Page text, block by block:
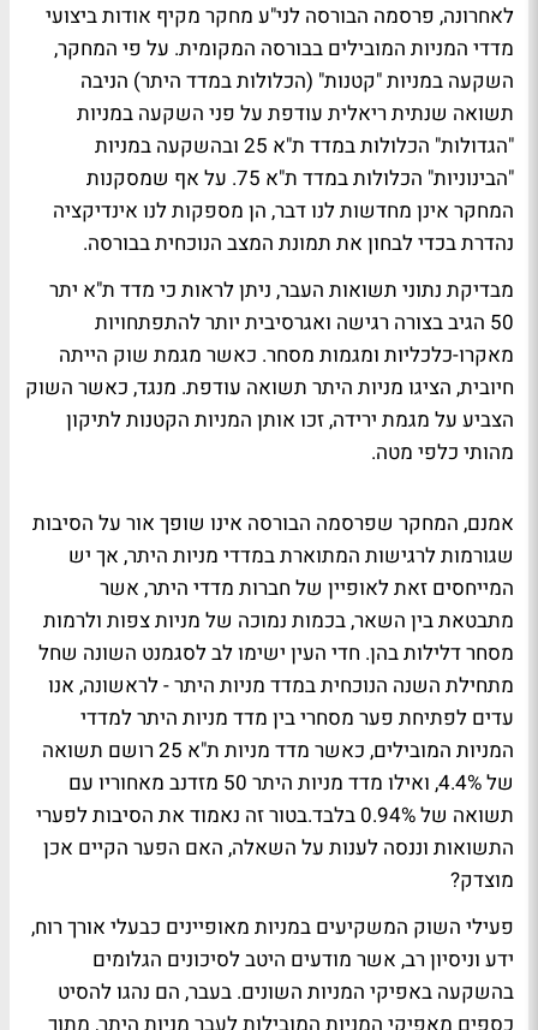
לאחרונה, פרסמה הבורסה לני"ע מחקר מקיף אודות ביצועי
מדדי המניות המובילים בבורסה המקומית. על פי המחקר,
השקעה במניות "קטנות" (הכלולות במדד היתר) הניבה
תשואה שנתית ריאלית עודפת על פני השקעה במניות
"הגדולות" הכלולות במדד ת"א 25 ובהשקעה במניות
"הבינוניות" הכלולות במדד ת"א 75. על אף שמסקנות
המחקר אינן מחדשות לנו דבר, הן מספקות לנו אינדיקציה
נהדרת בכדי לבחון את תמונת המצב הנוכחית בבורסה.
מבדיקת נתוני תשואות העבר, ניתן לראות כי מדד ת"א יתר
50 הגיב בצורה רגישה ואגרסיבית יותר להתפתחויות
מאקרו-כלכליות ומגמות מסחר. כאשר מגמת שוק הייתה
חיובית, הציגו מניות היתר תשואה עודפת. מנגד, כאשר השוק
הצביע על מגמת ירידה, זכו אותן המניות הקטנות לתיקון
מהותי כלפי מטה.
אמנם, המחקר שפרסמה הבורסה אינו שופך אור על הסיבות
שגורמות לרגישות המתוארת במדדי מניות היתר, אך יש
המייחסים זאת לאופיין של חברות מדדי היתר, אשר
מתבטאת בין השאר, בכמות נמוכה של מניות צפות ולרמות
מסחר דלילות בהן. חדי העין ישימו לב לסגמנט השונה שחל
מתחילת השנה הנוכחית במדד מניות היתר - לראשונה, אנו
עדים לפתיחת פער מסחרי בין מדד מניות היתר למדדי
המניות המובילים, כאשר מדד מניות ת"א 25 רושם תשואה
של 4.4%, ואילו מדד מניות היתר 50 מזדנב מאחוריו עם
תשואה של 0.94% בלבד.בטור זה נאמוד את הסיבות לפערי
התשואות וננסה לענות על השאלה, האם הפער הקיים אכן
מוצדק?
פעילי השוק המשקיעים במניות מאופיינים כבעלי אורך רוח,
ידע וניסיון רב, אשר מודעים היטב לסיכונים הגלומים
בהשקעה באפיקי המניות השונים. בעבר, הם נהגו להסיט